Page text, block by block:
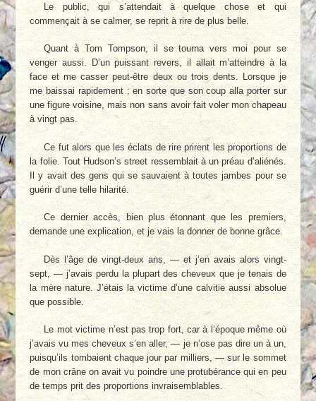
Le public, qui s’attendait à quelque chose et qui
commençait à se calmer, se reprit à rire de plus belle.
Quant à Tom Tompson, il se tourna vers moi pour se
venger aussi. D’un puissant revers, il allait m’atteindre à la
face et me casser peut-être deux ou trois dents. Lorsque je
me baissai rapidement ; en sorte que son coup alla porter sur
une figure voisine, mais non sans avoir fait voler mon chapeau
à vingt pas.
Ce fut alors que les éclats de rire prirent les proportions de
la folie. Tout Hudson’s street ressemblait à un préau d’aliénés.
Il y avait des gens qui se sauvaient à toutes jambes pour se
guérir d’une telle hilarité.
Ce dernier accès, bien plus étonnant que les premiers,
demande une explication, et je vais la donner de bonne grâce.
Dès l’âge de vingt-deux ans, — et j’en avais alors vingt-
sept, — j’avais perdu la plupart des cheveux que je tenais de
la mère nature. J’étais la victime d’une calvitie aussi absolue
que possible.
Le mot victime n’est pas trop fort, car à l’époque même où
j’avais vu mes cheveux s’en aller, — je n’ose pas dire un à un,
puisqu’ils tombaient chaque jour par milliers, — sur le sommet
de mon crâne on avait vu poindre une protubérance qui en peu
de temps prit des proportions invraisemblables.